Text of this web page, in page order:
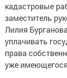
кадастровые
заместитель
Лилия
уплачивать
права
уже